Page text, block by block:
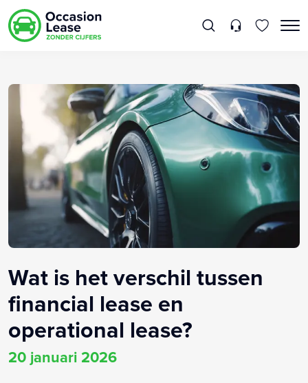
Wat is het verschil tussen
financial lease en
operational lease?
20 januari 2026